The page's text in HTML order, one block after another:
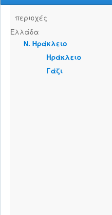
περιοχές
Ελλάδα
Ν. Ηράκλειο
Ηράκλειο
Γάζι